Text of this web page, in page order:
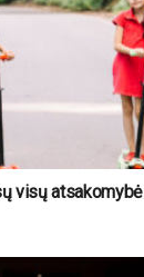
visų atsakomybė